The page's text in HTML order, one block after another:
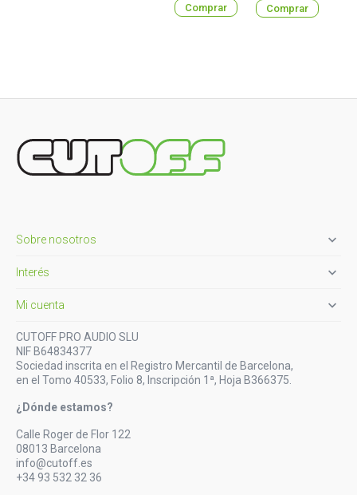
Comprar Comprar
Sobre nosotros 
Interés 
Mi cuenta 
CUTOFF PRO AUDIO SLU
NIF B64834377
Sociedad inscrita en el Registro Mercantil de Barcelona,
en el Tomo 40533, Folio 8, Inscripción 1ª, Hoja B366375.
¿Dónde estamos?
Calle Roger de Flor 122
08013 Barcelona
info@cutoff.es
+34 93 532 32 36